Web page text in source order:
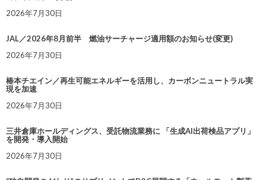
2026年7月30日
JAL／2026年8月前半 燃油サーチャージ適用額のお知らせ(変更)
2026年7月30日
椿本チエイン／再生可能エネルギーを活用し、カーボンニュートラル実
現を加速
2026年7月30日
三井倉庫ホールディングス、受託物流業務に 「生成AI出荷検品アプリ」
を開発・導入開始
2026年7月30日